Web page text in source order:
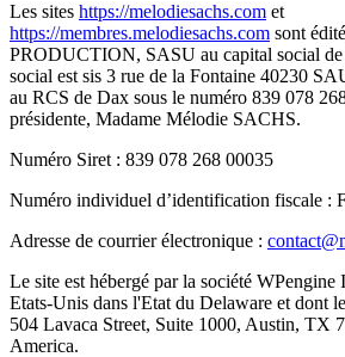
Les sites https://melodiesachs.com et
https://membres.melodiesachs.com sont
PRODUCTION, SASU au capital social de
social est sis 3 rue de la Fontaine 40230
au RCS de Dax sous le numéro 839 078
présidente, Madame Mélodie SACHS.
Numéro Siret : 839 078 268 00035
Numéro individuel d’identification fiscale :
Adresse de courrier électronique :
Le site est hébergé par la société WPengine
Etats-Unis dans l'Etat du Delaware et dont
504 Lavaca Street, Suite 1000, Austin, TX
America.